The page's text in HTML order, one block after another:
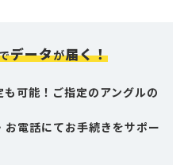
データが届く！
可能！ご指定のアングルの
電話にてお手続きをサポー